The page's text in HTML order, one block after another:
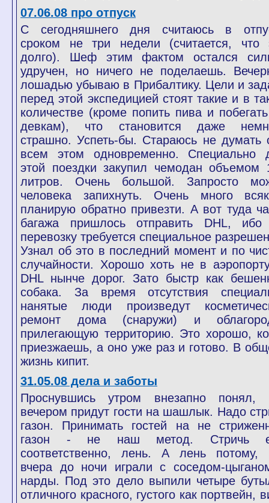
07.06.08 про отпуск
С сегодняшнего дня считаюсь в
сроком не три недели (считается, что
долго). Шеф этим фактом остался
удручен, но ничего не поделаешь.
лошадью убываю в Прибалтику. Цели и
перед этой экспедицией стоят такие и в
количестве (кроме попить пива и
девкам), что становится даже
страшно. Успеть-бы. Стараюсь не думать
всем этом одновременно. Специально
этой поездки закупил чемодан объемом
литров. Очень большой. Запросто
человека запихнуть. Очень много
планирую обратно привезти. А вот туда
багажа пришлось отправить DHL,
перевозку требуется специальное
Узнал об это в последний момент и по
случайности. Хорошо хоть не в
DHL нынче дорог. Зато быстр как
собака. За время отсутствия
нанятые люди произведут
ремонт дома (снаружи) и
прилегающую территорию. Это хорошо,
приезжаешь, а оно уже раз и готово. В
жизнь кипит.
31.05.08 дела и заботы
Проснувшись утром внезапно понял,
вечером придут гости на шашлык. Надо
газон. Принимать гостей на не
газон - не наш метод. Стричь
соответственно, лень. А лень потому,
вчера до ночи играли с соседом-
нарды. Под это дело выпили четыре
отличного красного, густого как портвейн,